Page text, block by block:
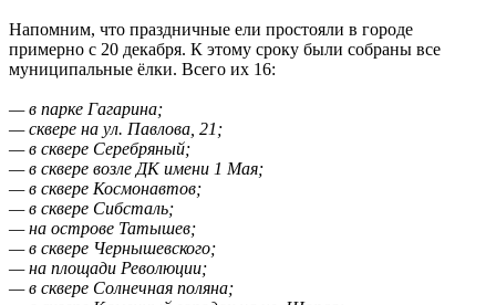
Напомним, что праздничные ели простояли в городе
примерно с 20 декабря. К этому сроку были собраны все
муниципальные ёлки. Всего их 16:
— в парке Гагарина;
— сквере на ул. Павлова, 21;
— ​​в сквере Серебряный;
— в сквере возле ДК имени 1 Мая;
— в сквере Космонавтов;
— в сквере Сибсталь;
— на острове Татышев;
— в сквере Чернышевского;
— на площади Революции;
— в сквере Солнечная поляна;